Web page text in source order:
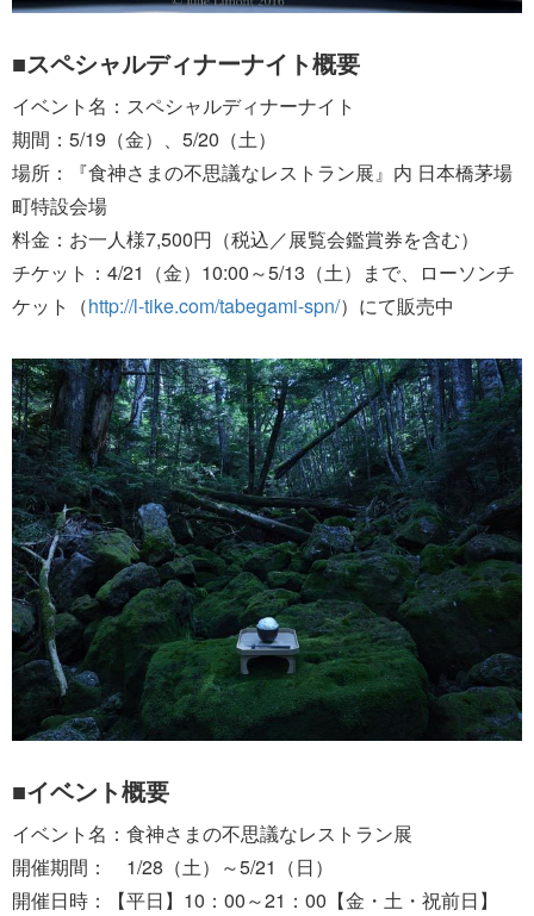
■スペシャルディナーナイト概要
イベント名：スペシャルディナーナイト
期間：5/19（金）、5/20（土）
場所：『食神さまの不思議なレストラン展』内 日本橋茅場
町特設会場
料金：お一人様7,500円（税込／展覧会鑑賞券を含む）
チケット：4/21（金）10:00～5/13（土）まで、ローソンチ
ケット（http://l-tike.com/tabegami-spn/）にて販売中
■イベント概要
イベント名：食神さまの不思議なレストラン展
開催期間： 1/28（土）～5/21（日）
開催日時：【平日】10：00～21：00【金・土・祝前日】